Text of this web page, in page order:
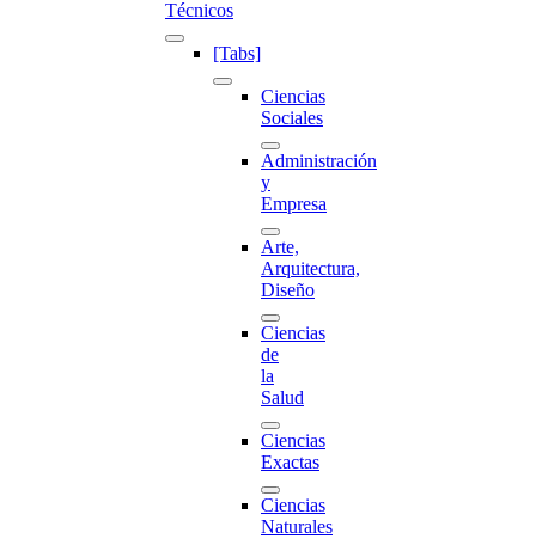
Técnicos
[Tabs]
Ciencias
Sociales
Administración
y
Empresa
Arte,
Arquitectura,
Diseño
Ciencias
de
la
Salud
Ciencias
Exactas
Ciencias
Naturales